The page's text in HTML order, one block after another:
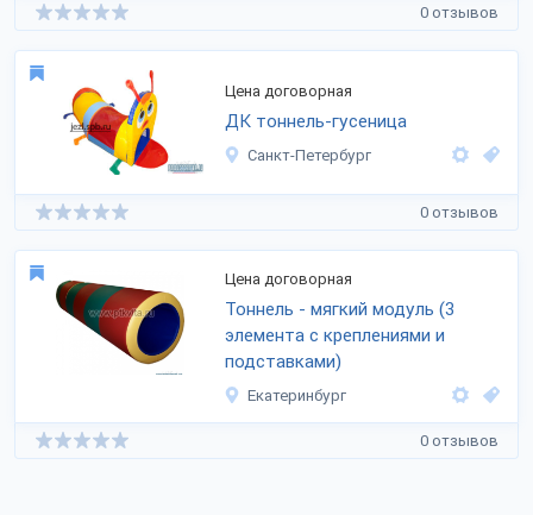
0 отзывов
Цена договорная
ДК тоннель-гусеница
Санкт-Петербург
0 отзывов
Цена договорная
Тоннель - мягкий модуль (3
элемента с креплениями и
подставками)
Екатеринбург
0 отзывов